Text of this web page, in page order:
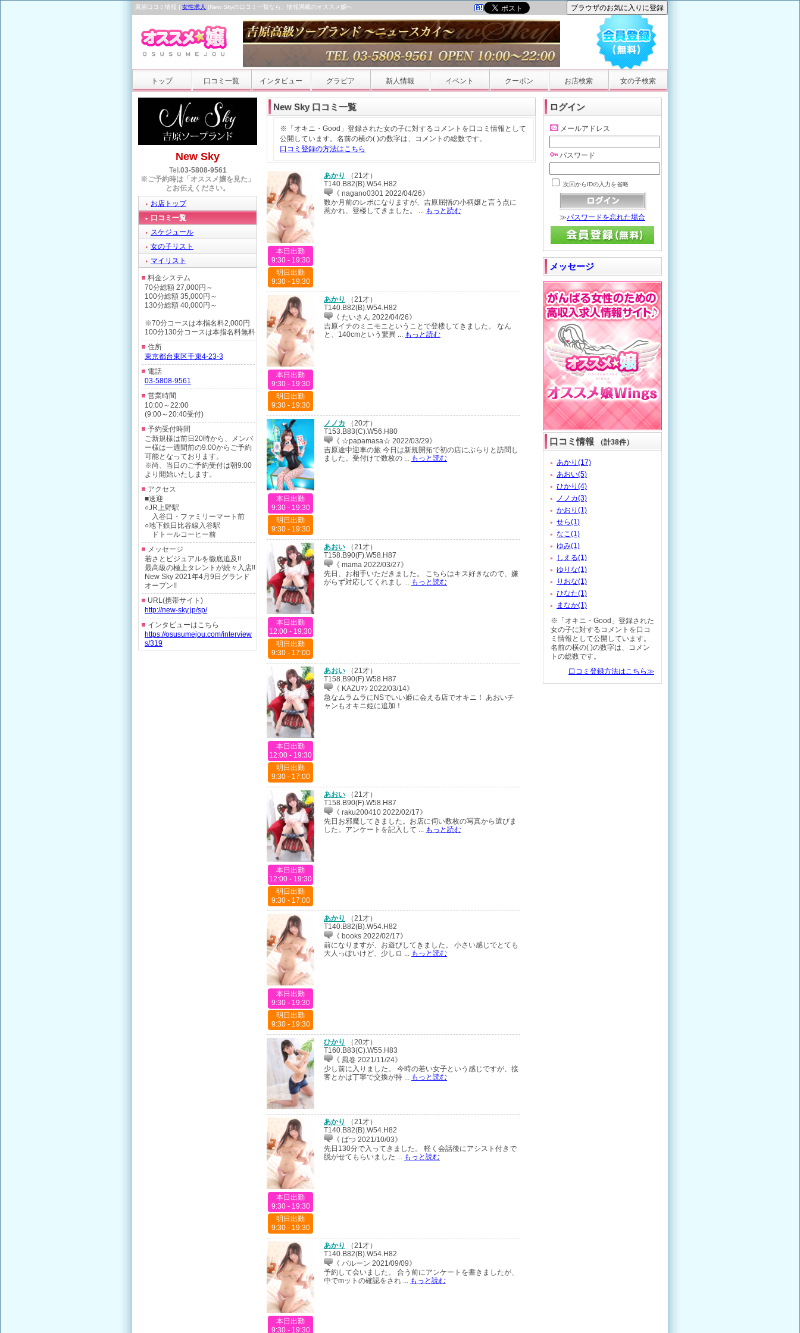
風俗口コミ情報 | 女性求人 |New Skyの口コミ一覧なら、情報満載のオススメ嬢へ
トップ 口コミ一覧 インタビュー グラビア 新人情報 イベント クーポン お店検索 女の子検索
New Sky 口コミ一覧
※「オキニ・Good」登録された女の子に対するコメントを口コミ情報として
公開しています。名前の横の( )の数字は、コメントの総数です。
口コミ登録の方法はこちら
本日出勤
9:30 - 19:30
明日出勤
9:30 - 19:30
あかり （21才）
T140.B82(B).W54.H82
《 nagano0301 2022/04/26》
数か月前のレポになりますが、吉原屈指の小柄嬢と言う点に
惹かれ、登楼してきました。 ... もっと読む
本日出勤
9:30 - 19:30
明日出勤
9:30 - 19:30
あかり （21才）
T140.B82(B).W54.H82
《 たいさん 2022/04/26》
吉原イチのミニモニということで登楼してきました。 なん
と、140cmという驚異 ... もっと読む
本日出勤
9:30 - 19:30
明日出勤
9:30 - 19:30
ノノカ （20才）
T153.B83(C).W56.H80
《 ☆papamasa☆ 2022/03/29》
吉原途中迎車の旅 今日は新規開拓で初の店にぶらりと訪問し
ました。受付けで数枚の ... もっと読む
本日出勤
12:00 - 19:30
明日出勤
9:30 - 17:00
あおい （21才）
T158.B90(F).W58.H87
《 mama 2022/03/27》
先日、お相手いただきました。 こちらはキス好きなので、嫌
がらず対応してくれまし ... もっと読む
本日出勤
12:00 - 19:30
明日出勤
9:30 - 17:00
あおい （21才）
T158.B90(F).W58.H87
《 KAZUﾏﾝ 2022/03/14》
急なムラムラにNSでいい姫に会える店でオキニ！ あおいチ
ャンもオキニ姫に追加！
本日出勤
12:00 - 19:30
明日出勤
9:30 - 17:00
あおい （21才）
T158.B90(F).W58.H87
《 raku200410 2022/02/17》
先日お邪魔してきました。お店に伺い数枚の写真から選びま
した。アンケートを記入して ... もっと読む
本日出勤
9:30 - 19:30
明日出勤
9:30 - 19:30
あかり （21才）
T140.B82(B).W54.H82
《 books 2022/02/17》
前になりますが、お遊びしてきました。 小さい感じでとても
大人っぽいけど、少しロ ... もっと読む
ひかり （20才）
T160.B83(C).W55.H83
《 風巻 2021/11/24》
少し前に入りました。 今時の若い女子という感じですが、接
客とかは丁寧で交換が持 ... もっと読む
本日出勤
9:30 - 19:30
明日出勤
9:30 - 19:30
あかり （21才）
T140.B82(B).W54.H82
《 ばつ 2021/10/03》
先日130分で入ってきました。 軽く会話後にアシスト付きで
脱がせてもらいました ... もっと読む
本日出勤
9:30 - 19:30
あかり （21才）
T140.B82(B).W54.H82
《 バルーン 2021/09/09》
予約して会いました。 合う前にアンケートを書きましたが、
中でmットの確認をされ ... もっと読む
ログイン
メールアドレス
パスワード
次回からIDの入力を省略
≫パスワードを忘れた場合
メッセージ
口コミ情報 （計38件）
あかり(17)
あおい(5)
ひかり(4)
ノノカ(3)
かおり(1)
せら(1)
なこ(1)
ゆみ(1)
しえる(1)
ゆりな(1)
りおな(1)
ひなた(1)
まなか(1)
※「オキニ・Good」登録された
女の子に対するコメントを口コ
ミ情報として公開しています。
名前の横の( )の数字は、コメン
トの総数です。
口コミ登録方法はこちら≫
New Sky
Tel.03-5808-9561
※ご予約時は「オススメ嬢を見た」
とお伝えください。
お店トップ
口コミ一覧
スケジュール
女の子リスト
マイリスト
料金システム
70分総額 27,000円～
100分総額 35,000円～
130分総額 40,000円～
※70分コースは本指名料2,000円
100分130分コースは本指名料無料
住所
東京都台東区千束4-23-3
電話
03-5808-9561
営業時間
10:00～22:00
(9:00～20:40受付)
予約受付時間
ご新規様は前日20時から、メンバ
ー様は一週間前の9:00からご予約
可能となっております。
※尚、当日のご予約受付は朝9:00
より開始いたします。
アクセス
■送迎
○JR上野駅
入谷口・ファミリーマート前
○地下鉄日比谷線入谷駅
ドトールコーヒー前
メッセージ
若さとビジュアルを徹底追及!!
最高級の極上タレントが続々入店!!
New Sky 2021年4月9日グランド
オープン!!
URL(携帯サイト)
http://new-sky.jp/sp/
インタビューはこちら
https://osusumejou.com/interview
s/319